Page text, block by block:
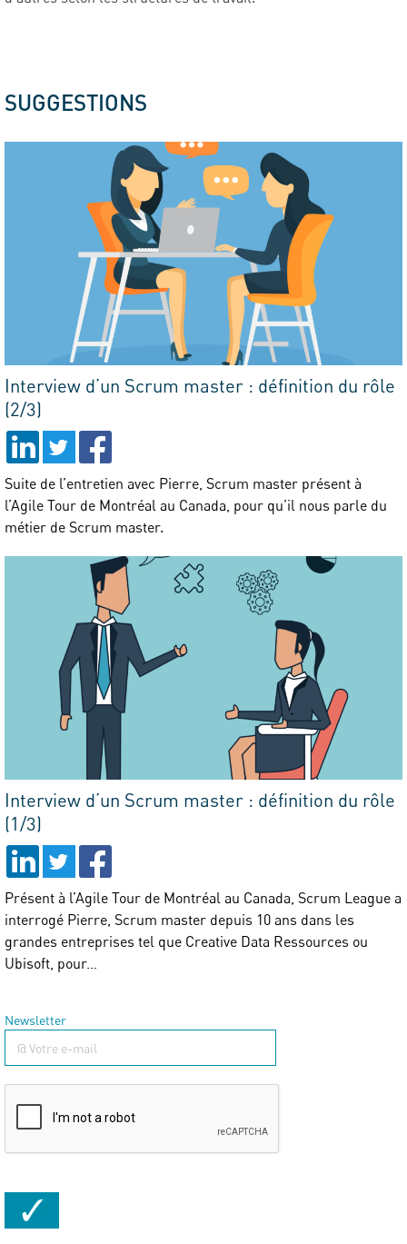
Newsletter
SUGGESTIONS
Interview d’un Scrum master : définition du rôle
(2/3)
Suite de l’entretien avec Pierre, Scrum master présent à
l’Agile Tour de Montréal au Canada, pour qu’il nous parle du
métier de Scrum master.
Interview d’un Scrum master : définition du rôle
(1/3)
Présent à l’Agile Tour de Montréal au Canada, Scrum League a
interrogé Pierre, Scrum master depuis 10 ans dans les
grandes entreprises tel que Creative Data Ressources ou
Ubisoft, pour…